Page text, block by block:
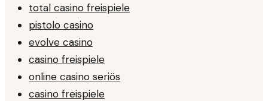
total casino freispiele
pistolo casino
evolve casino
casino freispiele
online casino seriös
casino freispiele